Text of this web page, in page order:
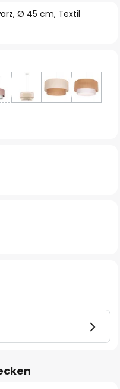
Ø 45 cm, Textil